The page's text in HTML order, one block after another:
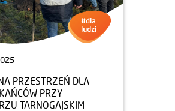
PRZESTRZEŃ DLA
PRZY
TARNOGAJSKIM